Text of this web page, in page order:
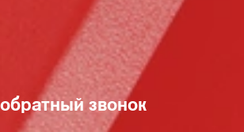
звонок